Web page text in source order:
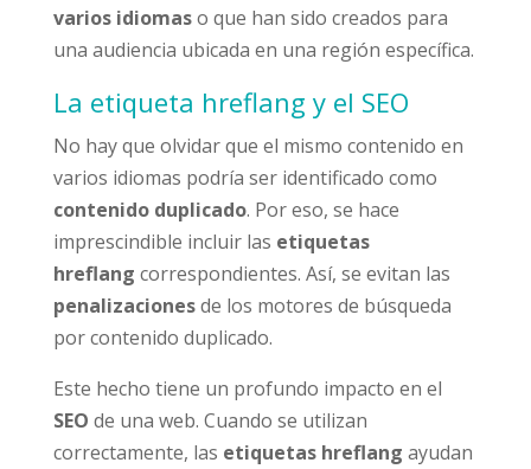
varios idiomaso que han sido creados para
una audiencia ubicada en una región específica.
La etiqueta hreflang y el SEO
No hay que olvidar que el mismo contenido en
varios idiomas podría ser identificado como
contenido duplicado. Por eso, se hace
imprescindible incluir las etiquetas
hreflang correspondientes. Así, se evitan las
penalizacionesde los motores de búsqueda
por contenido duplicado.
Este hecho tiene un profundo impacto en el
SEO de una web. Cuando se utilizan
correctamente, las etiquetas hreflang ayudan